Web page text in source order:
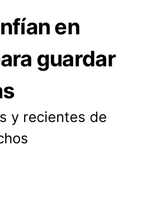
en
guardar
y recientes de